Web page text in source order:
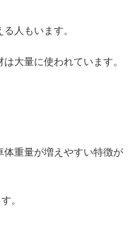
人もいます。
大量に使われています。
体重量が増えやすい特徴が
。